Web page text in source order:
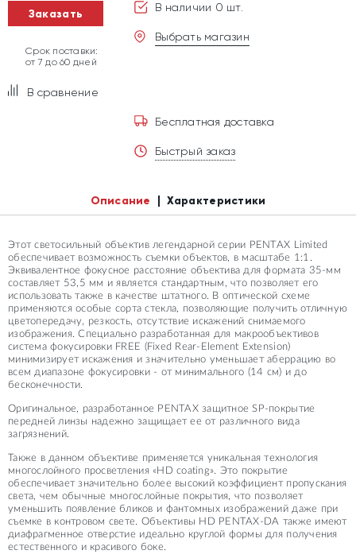
Заказать
Срок поставки:
от 7 до 60 дней
В сравнение
В наличии 0 шт.
Выбрать магазин
Бесплатная доставка
Быстрый заказ
Описание Характеристики
Этот светосильный объектив легендарной серии PENTAX Limited
обеспечивает возможность съемки объектов, в масштабе 1:1.
Эквивалентное фокусное расстояние объектива для формата 35-мм
составляет 53,5 мм и является стандартным, что позволяет его
использовать также в качестве штатного. В оптической схеме
применяются особые сорта стекла, позволяющие получить отличную
цветопередачу, резкость, отсутствие искажений снимаемого
изображения. Специально разработанная для макрообъективов
система фокусировки FREE (Fixed Rear-Element Extension)
минимизирует искажения и значительно уменьшает аберрацию во
всем диапазоне фокусировки - от минимального (14 см) и до
бесконечности.
Оригинальное, разработанное PENTAX защитное SP-покрытие
передней линзы надежно защищает ее от различного вида
загрязнений.
Также в данном объективе применяется уникальная технология
многослойного просветления «HD coating». Это покрытие
обеспечивает значительно более высокий коэффициент пропускания
света, чем обычные многослойные покрытия, что позволяет
уменьшить появление бликов и фантомных изображений даже при
съемке в контровом свете. Объективы HD PENTAX-DA также имеют
диафрагменное отверстие идеально круглой формы для получения
естественного и красивого боке.